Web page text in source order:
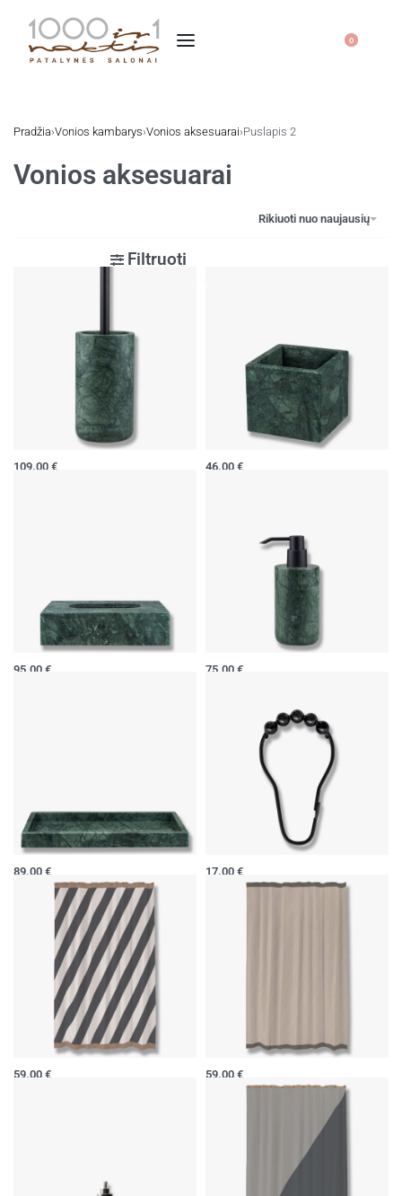
0
Pradžia›Vonios kambarys›Vonios aksesuarai›Puslapis 2
Vonios aksesuarai
Rikiuoti nuo naujausių
Filtruoti
Tualeto šepetys MARBLE
109.00 €
Dėžutė MARBLE
46.00 €
Servetėlių dėžutė MARBLE
95.00 €
Muilo dozatorius MARBLE
75.00 €
Padėklas MARBLE
89.00 €
Į krepšelį
Kabliukai dušo užuolaidai
17.00 €
Į krepšelį
Dušo užuolaida
59.00 €
Dušo užuolaida
59.00 €
Į krepšelį